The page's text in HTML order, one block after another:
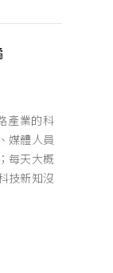
產業的科
媒體人員
每天大概
技新知沒